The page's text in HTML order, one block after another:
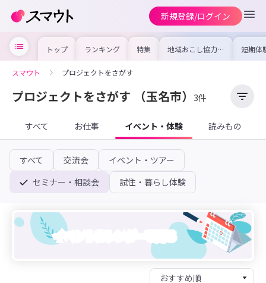
新規登録/ログイン
トップ ランキング 特集 地域おこし協力隊
の求人やイベント
を集めました！仕
けよう
短期体
り〜数
域を知
スマウト プロジェクトをさがす
プロジェクトをさがす （玉名市） 3件
すべて お仕事 イベント・体験 読みもの
すべて 交流会
イベント・ツアー
セミナー・相談会
試住・暮らし体験
イベントカレンダーを見る